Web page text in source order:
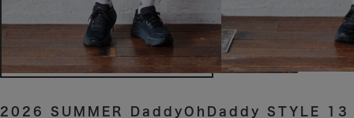
2026 SUMMER DaddyOhDaddy STYLE 13